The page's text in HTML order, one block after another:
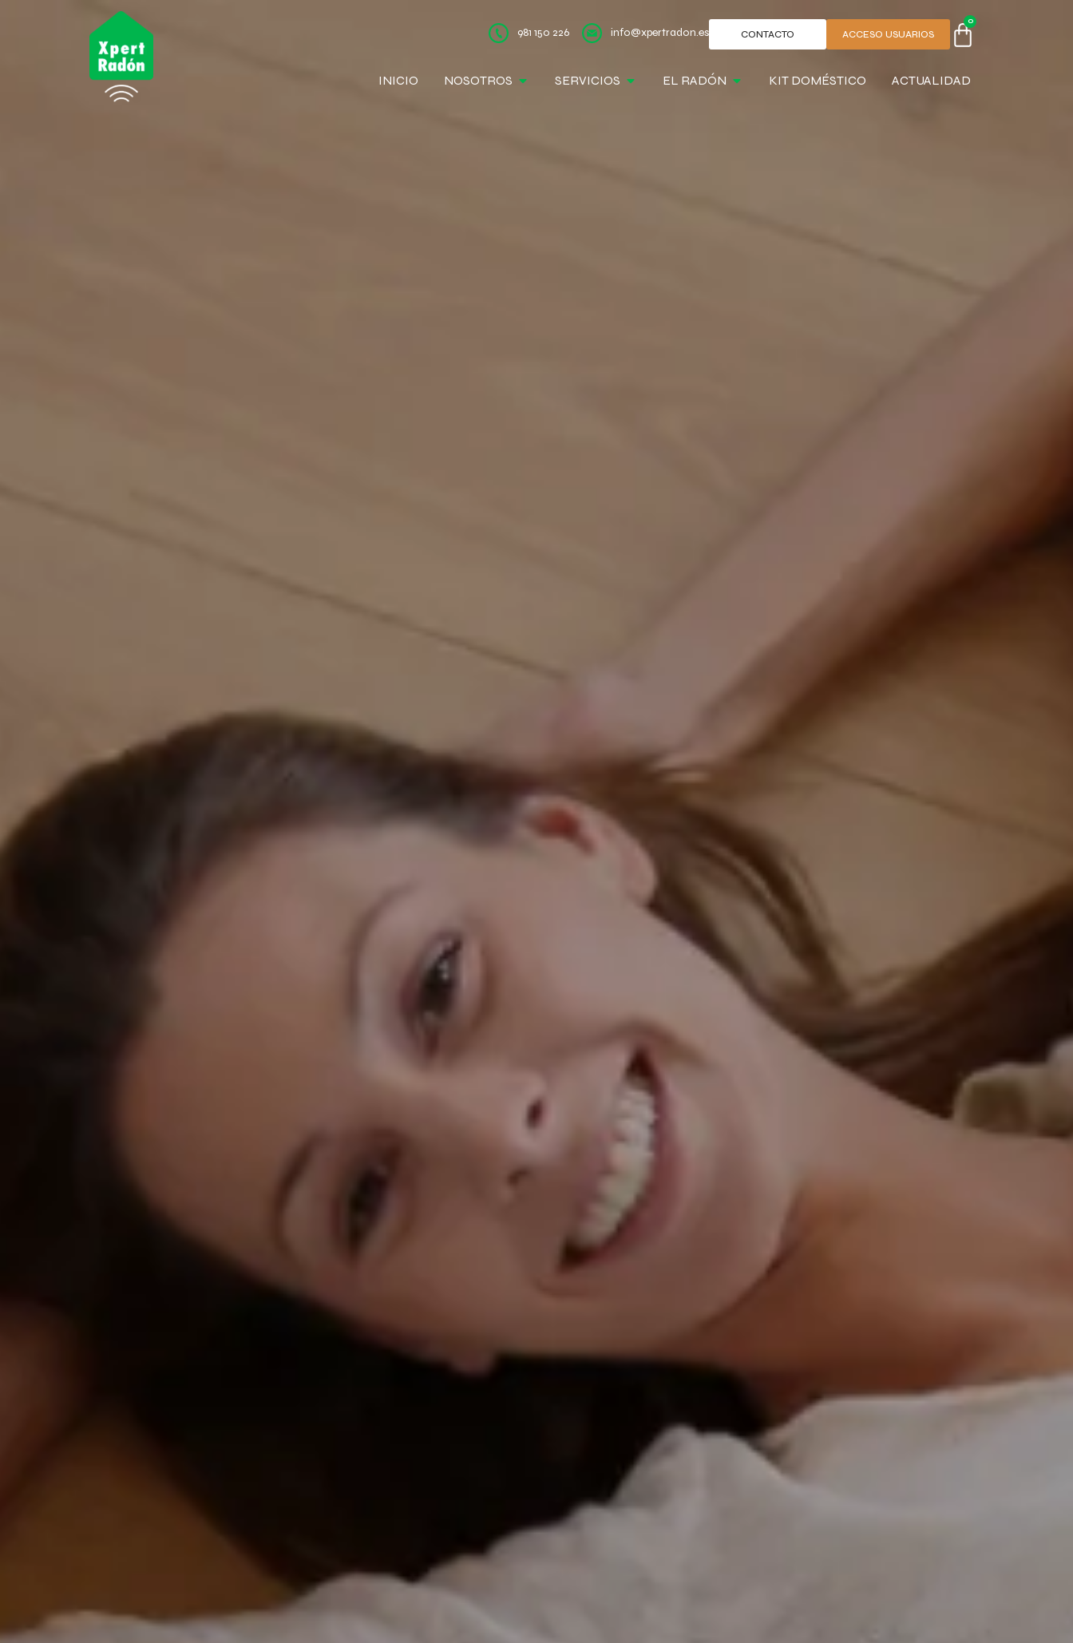
981 150 226 info@xpertradon.es CONTACTO ACCESO USUARIOS
0
INICIO NOSOTROS SERVICIOS EL RADÓN KIT DOMÉSTICO ACTUALIDAD